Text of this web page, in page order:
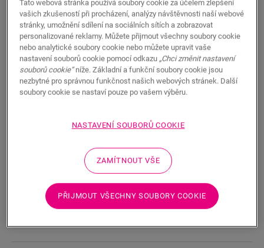
HLEDAT
Lišta Scotia nabízí diskrétní povrchovou úpravu, která ladí s
úpravu nátěr v kombinaci se stávajícími soklovými lištami.
Snadná instalace pomocí lepidla One4All Pro vodotěsný
povrch ji můžete kombinovat s pěnovými páskami Foamstrip,
hydrosadami Hydrokit a voděodolnými páskami Hydrostrip. K
dispozici také v bílém natíratelném provedení
(QSSCOTPAINT).
Tato webová stránka používá soubory cookie za účelem zlepšení
vašich zkušeností při procházení, analýzy návštěvnosti naší webové
stránky, umožnění sdílení na sociálních sítích a zobrazovat
personalizované reklamy. Můžete přijmout všechny soubory cookie
nebo analytické soubory cookie nebo můžete upravit vaše
nastavení souborů cookie pomocí odkazu „Chci změnit nastavení
souborů cookie“níže. Základní a funkční soubory cookie jsou
nezbytné pro správnou funkčnost našich webových stránek. Další
soubory cookie se nastaví pouze po vašem výběru.
NASTAVENÍ SOUBORŮ COOKIE
ZAMÍTNOUT VŠE
PŘIJMOUT VŠECHNY SOUBORY COOKIE